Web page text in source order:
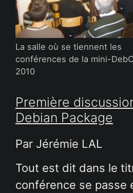
La salle où se tiennent les
conférences de la mini-
2010
Première
Debian Package
Par Jérémie LAL
Tout est dit dans le
conférence se passe